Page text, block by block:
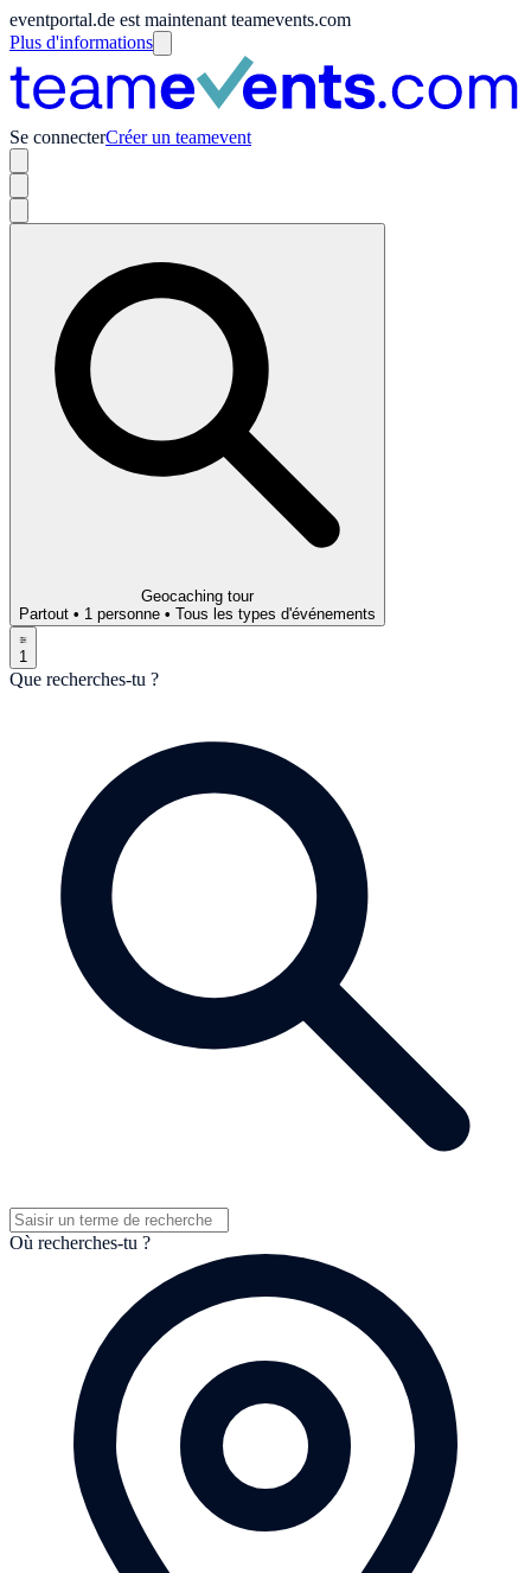
eventportal.de est maintenant teamevents.com
Plus d'informations
Se connecterCréer un teamevent
Geocaching tour
Partout • 1 personne • Tous les types d'événements
1
Que recherches-tu ?
Où recherches-tu ?